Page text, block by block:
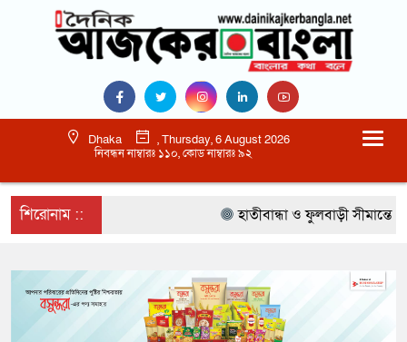
Dhaka
, Thursday, 6 August 2026
নিবন্ধন নাম্বারঃ ১১০, কোড নাম্বারঃ ৯২
শিরোনাম :: হাতীবান্ধা ও ফুলবাড়ী সীমান্তে